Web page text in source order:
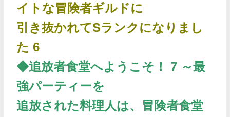
イトな冒険者ギルドに
引き抜かれてSランクになりまし
た 6
◆追放者食堂へようこそ！ 7 ～最
強パーティーを
追放された料理人は、冒険者食堂